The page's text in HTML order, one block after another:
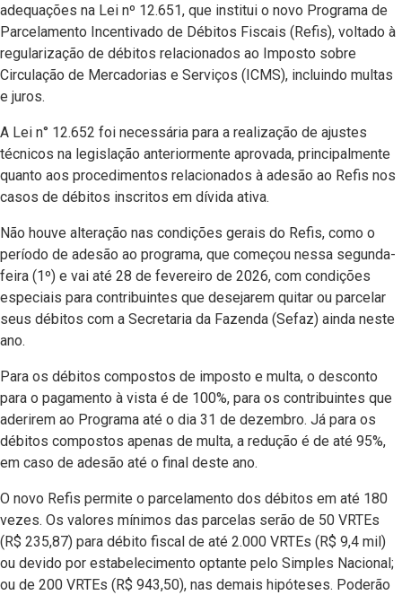
adequações na Lei nº 12.651, que institui o novo Programa de
Parcelamento Incentivado de Débitos Fiscais (Refis), voltado à
regularização de débitos relacionados ao Imposto sobre
Circulação de Mercadorias e Serviços (ICMS), incluindo multas
e juros.
A Lei n° 12.652 foi necessária para a realização de ajustes
técnicos na legislação anteriormente aprovada, principalmente
quanto aos procedimentos relacionados à adesão ao Refis nos
casos de débitos inscritos em dívida ativa.
Não houve alteração nas condições gerais do Refis, como o
período de adesão ao programa, que começou nessa segunda-
feira (1º) e vai até 28 de fevereiro de 2026, com condições
especiais para contribuintes que desejarem quitar ou parcelar
seus débitos com a Secretaria da Fazenda (Sefaz) ainda neste
ano.
Para os débitos compostos de imposto e multa, o desconto
para o pagamento à vista é de 100%, para os contribuintes que
aderirem ao Programa até o dia 31 de dezembro. Já para os
débitos compostos apenas de multa, a redução é de até 95%,
em caso de adesão até o final deste ano.
O novo Refis permite o parcelamento dos débitos em até 180
vezes. Os valores mínimos das parcelas serão de 50 VRTEs
(R$ 235,87) para débito fiscal de até 2.000 VRTEs (R$ 9,4 mil)
ou devido por estabelecimento optante pelo Simples Nacional;
ou de 200 VRTEs (R$ 943,50), nas demais hipóteses. Poderão